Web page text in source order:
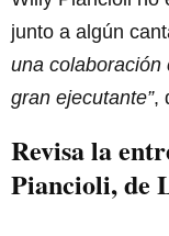
junto a algún
una colaboración
gran ejecutante”,
Revisa la
Piancioli, de